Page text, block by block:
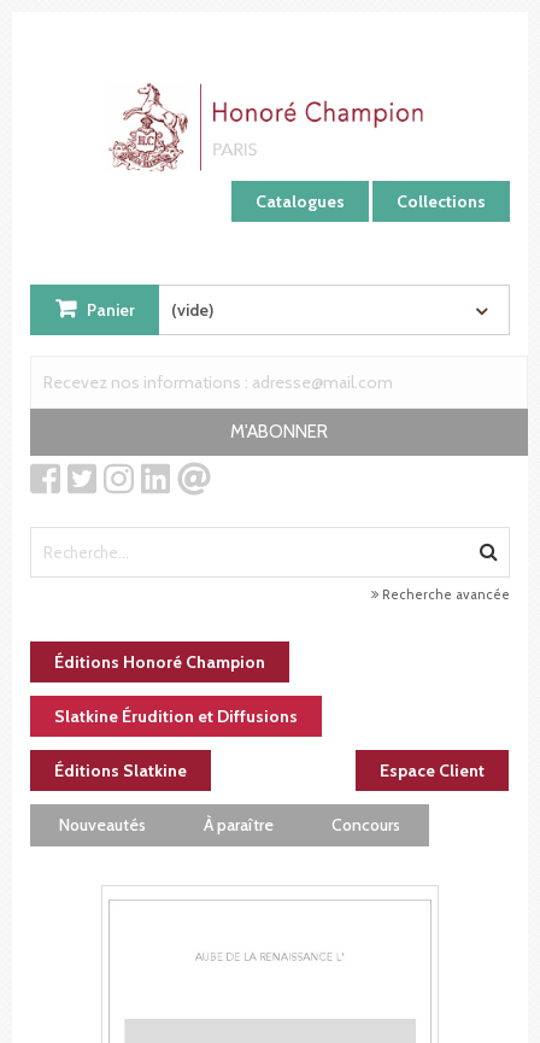
Catalogues Collections
Panier (vide)
M'ABONNER
Recherche avancée
Éditions Honoré Champion
Slatkine Érudition et Diffusions
Éditions Slatkine Espace Client
Nouveautés À paraître Concours